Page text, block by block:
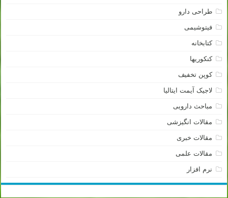
طراحی دارو
فیتوشیمی
کتابخانه
کنکوریها
کوپن تخفیف
لاجیک آیمت ایتالیا
مباحث دارویی
مقالات انگیزشی
مقالات خبری
مقالات علمی
نرم افزار